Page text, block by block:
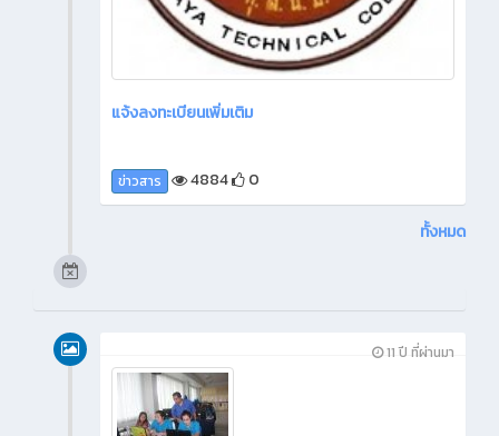
แจ้งลงทะเบียนเพิ่มเติม
ข่าวสาร 4884 0
ทั้งหมด
11 ปี ที่ผ่านมา